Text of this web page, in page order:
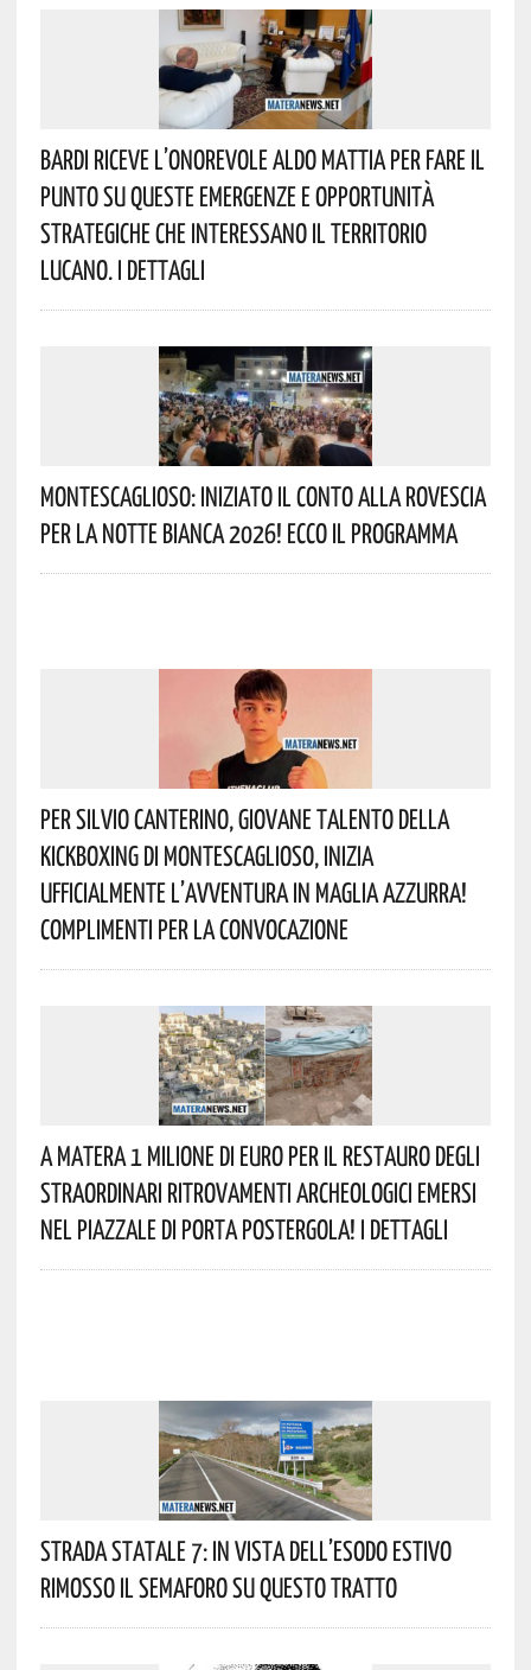
Bardi Riceve L’onorevole Aldo Mattia Per Fare Il
Punto Su Queste Emergenze E Opportunità
Strategiche Che Interessano Il Territorio
Lucano. I Dettagli
Montescaglioso: Iniziato Il Conto Alla Rovescia
Per La Notte Bianca 2026! Ecco Il Programma
Per Silvio Canterino, Giovane Talento Della
Kickboxing Di Montescaglioso, Inizia
Ufficialmente L’avventura In Maglia Azzurra!
Complimenti Per La Convocazione
A Matera 1 Milione Di Euro Per Il Restauro Degli
Straordinari Ritrovamenti Archeologici Emersi
Nel Piazzale Di Porta Postergola! I Dettagli
Strada Statale 7: In Vista Dell’esodo Estivo
Rimosso Il Semaforo Su Questo Tratto